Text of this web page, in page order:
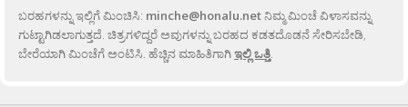
ಬರಹಗಳನ್ನು ಇಲ್ಲಿಗೆ ಮಿಂಚಿಸಿ: minche@honalu.netನಿಮ್ಮ ಮಿಂಚೆ ವಿಳಾಸವನ್ನು
ಗುಟ್ಟಾಗಿಡಲಾಗುತ್ತದೆ. ಚಿತ್ರಗಳಿದ್ದರೆ ಅವುಗಳನ್ನು ಬರಹದ ಕಡತದೊಡನೆ ಸೇರಿಸಬೇಡಿ,
ಬೇರೆಯಾಗಿ ಮಿಂಚೆಗೆ ಅಂಟಿಸಿ. ಹೆಚ್ಚಿನ ಮಾಹಿತಿಗಾಗಿಇಲ್ಲಿ ಒತ್ತಿ.